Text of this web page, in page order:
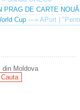
PRAG DE CARTE NOUĂ
Cup —» APort |
din Moldova